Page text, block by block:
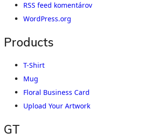
RSS feed komentárov
WordPress.org
Products
T-Shirt
Mug
Floral Business Card
Upload Your Artwork
GT